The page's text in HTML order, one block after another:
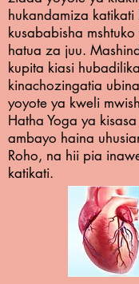
hukandamiza
kusababisha
hatua za juu.
kupita kiasi
kinachozingatia
yoyote ya kweli
Hatha Yoga ya
ambayo haina
Roho, na hii pia
katikati.